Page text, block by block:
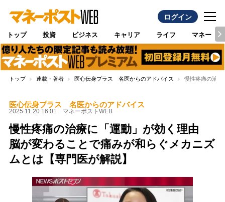
ログイン
トップ 投資 ビジネス キャリア ライフ マネー
トップ 連載・著者 医心伝身プラス 名医からのアドバイス 慢性疼痛の治
医心伝身プラス 名医からのアドバイス
2025.11.20 16:01 マネーポストWEB
慢性疼痛の治療に「運動」が効く理由
脳が変わることで痛みが和らぐメカニズ
ムとは【専門医が解説】